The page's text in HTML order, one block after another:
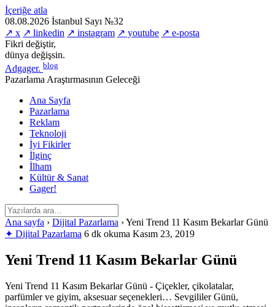
İçeriğe atla
08.08.2026 İstanbul Sayı №32
↗ x ↗ linkedin ↗ instagram ↗ youtube ↗ e-posta
Fikri değiştir,
dünya değişsin.
Adgager. blog
Pazarlama Araştırmasının Geleceği
Ana Sayfa
Pazarlama
Reklam
Teknoloji
İyi Fikirler
İlginç
İlham
Kültür & Sanat
Gager!
Ana sayfa › Dijital Pazarlama ›Yeni Trend 11 Kasım Bekarlar Günü
✦ Dijital Pazarlama 6 dk okuma Kasım 23, 2019
Yeni Trend 11 Kasım Bekarlar Günü
Yeni Trend 11 Kasım Bekarlar Günü - Çiçekler, çikolatalar,
parfümler ve giyim, aksesuar seçenekleri… Sevgililer Günü,